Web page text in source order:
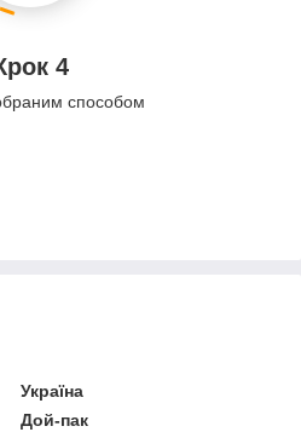
4
способом
Україна
Дой-пак